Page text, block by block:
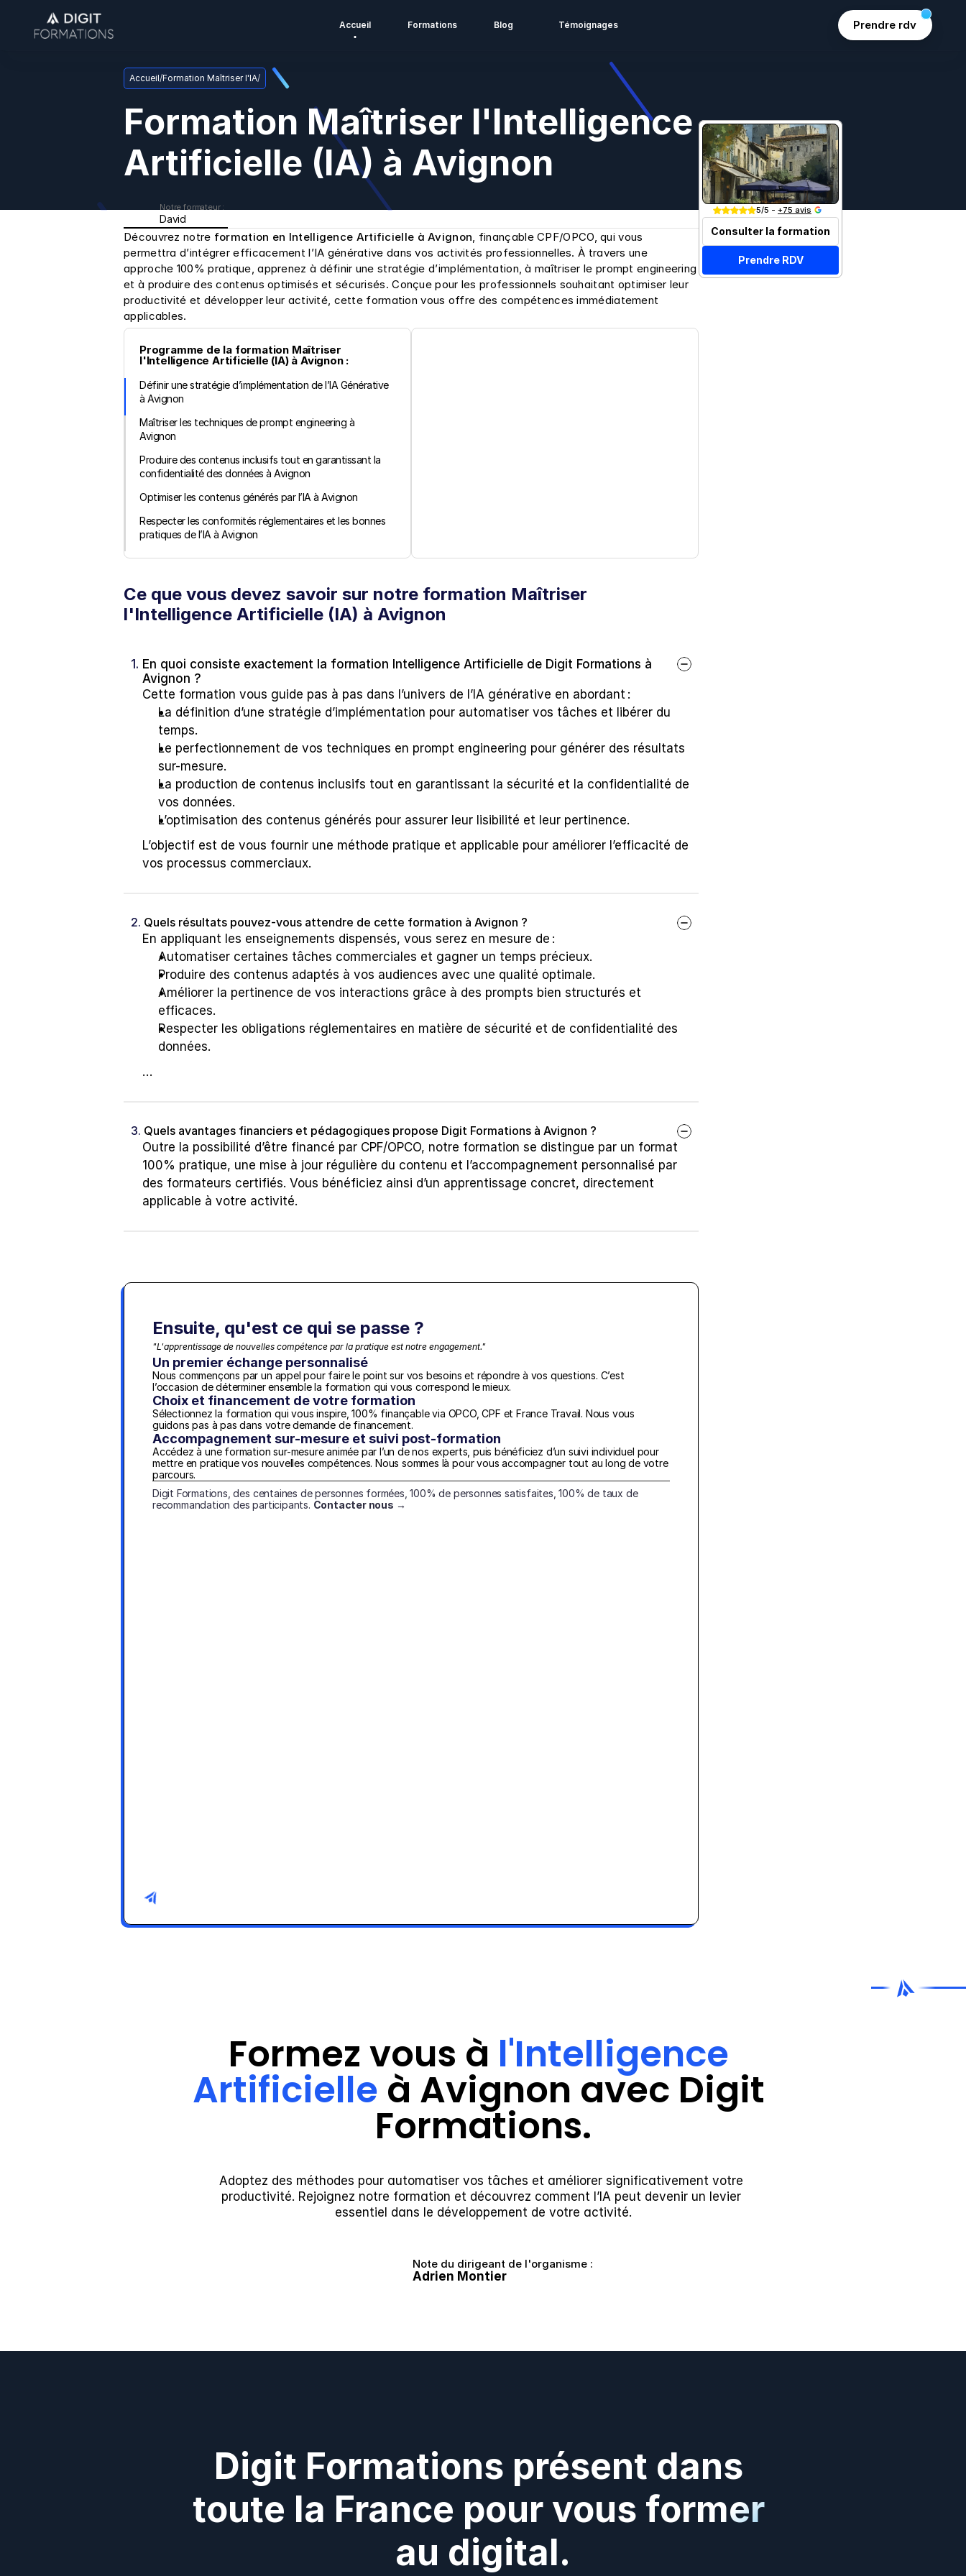
Accueil/Formation Maîtriser l'IA/
Formation Maîtriser l'Intelligence
Artificielle (IA) à Avignon
Notre formateur :
David
Découvrez notre formation en Intelligence Artificielle à Avignon, finançable CPF/OPCO, qui vous
permettra d’intégrer efficacement l’IA générative dans vos activités professionnelles. À travers une
approche 100% pratique, apprenez à définir une stratégie d’implémentation, à maîtriser le prompt engineering
et à produire des contenus optimisés et sécurisés. Conçue pour les professionnels souhaitant optimiser leur
productivité et développer leur activité, cette formation vous offre des compétences immédiatement
applicables.
Programme de la formation Maîtriser
l'Intelligence Artificielle (IA) à Avignon :
Définir une stratégie d’implémentation de l’IA Générative
à Avignon
Maîtriser les techniques de prompt engineering à
Avignon
Produire des contenus inclusifs tout en garantissant la
confidentialité des données à Avignon
Optimiser les contenus générés par l’IA à Avignon
Respecter les conformités réglementaires et les bonnes
pratiques de l’IA à Avignon
Ce que vous devez savoir sur notre formation Maîtriser
l'Intelligence Artificielle (IA) à Avignon
1. En quoi consiste exactement la formation Intelligence Artificielle de Digit Formations à
Avignon ?
Cette formation vous guide pas à pas dans l’univers de l’IA générative en abordant :
La définition d’une stratégie d’implémentation pour automatiser vos tâches et libérer du
temps.
Le perfectionnement de vos techniques en prompt engineering pour générer des résultats
sur-mesure.
La production de contenus inclusifs tout en garantissant la sécurité et la confidentialité de
vos données.
L’optimisation des contenus générés pour assurer leur lisibilité et leur pertinence.
L’objectif est de vous fournir une méthode pratique et applicable pour améliorer l’efficacité de
vos processus commerciaux.
2. Quels résultats pouvez-vous attendre de cette formation à Avignon ?
En appliquant les enseignements dispensés, vous serez en mesure de :
Automatiser certaines tâches commerciales et gagner un temps précieux.
Produire des contenus adaptés à vos audiences avec une qualité optimale.
Améliorer la pertinence de vos interactions grâce à des prompts bien structurés et
efficaces.
Respecter les obligations réglementaires en matière de sécurité et de confidentialité des
données.
…
3. Quels avantages financiers et pédagogiques propose Digit Formations à Avignon ?
Outre la possibilité d’être financé par CPF/OPCO, notre formation se distingue par un format
100% pratique, une mise à jour régulière du contenu et l’accompagnement personnalisé par
des formateurs certifiés. Vous bénéficiez ainsi d’un apprentissage concret, directement
applicable à votre activité.
Ensuite, qu'est ce qui se passe ?
"L'apprentissage de nouvelles compétence par la pratique est notre engagement."
Un premier échange personnalisé
Nous commençons par un appel pour faire le point sur vos besoins et répondre à vos questions. C’est
l’occasion de déterminer ensemble la formation qui vous correspond le mieux.
Choix et financement de votre formation
Sélectionnez la formation qui vous inspire, 100% finançable via OPCO, CPF et France Travail. Nous vous
guidons pas à pas dans votre demande de financement.
Accompagnement sur-mesure et suivi post-formation
Accédez à une formation sur-mesure animée par l’un de nos experts, puis bénéficiez d’un suivi individuel pour
mettre en pratique vos nouvelles compétences. Nous sommes là pour vous accompagner tout au long de votre
parcours.
Digit Formations, des centaines de personnes formées, 100% de personnes satisfaites, 100% de taux de
recommandation des participants. Contacter nous →
Join 15k+ marketers
5/5 - +75 avis
Consulter la formation
Prendre RDV
Formez vous à l'Intelligence
Artificielle à Avignon avec Digit
Formations.
Adoptez des méthodes pour automatiser vos tâches et améliorer significativement votre
productivité. Rejoignez notre formation et découvrez comment l’IA peut devenir un levier
essentiel dans le développement de votre activité.
Note du dirigeant de l'organisme :
Adrien Montier
Accueil Formations Blog Témoignages Prendre rdv
Digit Formations présent dans
toute la France pour vous former
au digital.